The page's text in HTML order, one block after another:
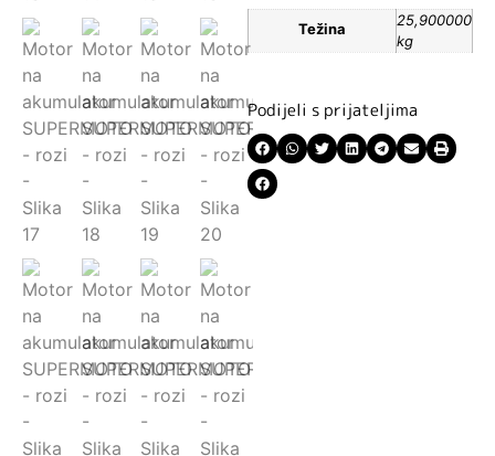
Težina
25,900000
kg
Podijeli s prijateljima